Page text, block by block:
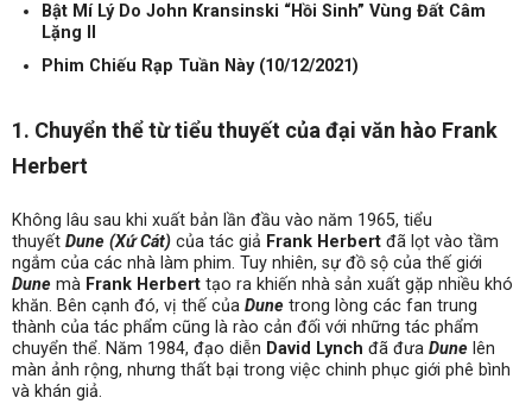
Bật Mí Lý Do John Kransinski “Hồi Sinh” Vùng Đất Câm
Lặng II
Phim Chiếu Rạp Tuần Này (10/12/2021)
1. Chuyển thể từ tiểu thuyết của đại văn hào Frank
Herbert
Không lâu sau khi xuất bản lần đầu vào năm 1965, tiểu
thuyết Dune (Xứ Cát) của tác giả Frank Herbert đã lọt vào tầm
ngắm của các nhà làm phim. Tuy nhiên, sự đồ sộ của thế giới
Dune mà Frank Herbert tạo ra khiến nhà sản xuất gặp nhiều khó
khăn. Bên cạnh đó, vị thế của Dune trong lòng các fan trung
thành của tác phẩm cũng là rào cản đối với những tác phẩm
chuyển thể. Năm 1984, đạo diễn David Lynch đã đưa Dune lên
màn ảnh rộng, nhưng thất bại trong việc chinh phục giới phê bình
và khán giả.